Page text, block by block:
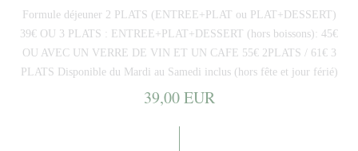
Formule déjeuner 2 PLATS (ENTREE+PLAT ou PLAT+DESSERT)
39€ OU 3 PLATS : ENTREE+PLAT+DESSERT (hors boissons): 45€
OU AVEC UN VERRE DE VIN ET UN CAFE 55€ 2PLATS / 61€ 3
PLATS Disponible du Mardi au Samedi inclus (hors fête et jour férié)
39,00 EUR